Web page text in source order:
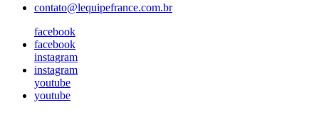
contato@lequipefrance.com.br
facebook
facebook
instagram
instagram
youtube
youtube